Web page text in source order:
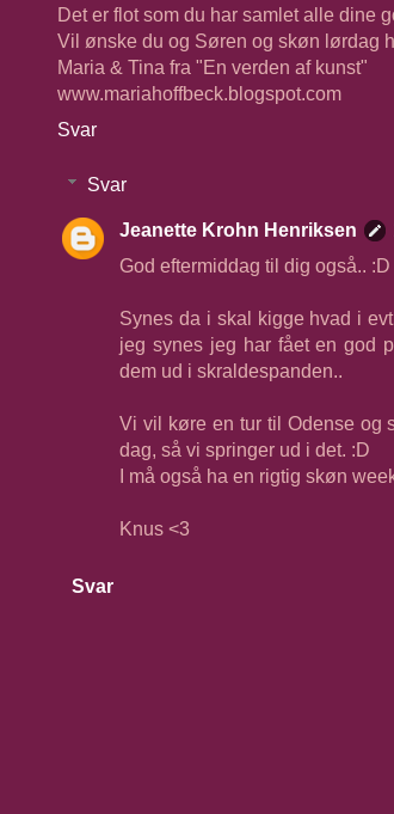
Det er flot som du har samlet alle dine
Vil ønske du og Søren og skøn lørdag
Maria & Tina fra "En verden af kunst"
www.mariahoffbeck.blogspot.com
Svar
Svar
Jeanette Krohn Henriksen
God eftermiddag til dig også.. :D
Synes da i skal kigge hvad i
jeg synes jeg har fået en god
dem ud i skraldespanden..
Vi vil køre en tur til Odense og
dag, så vi springer ud i det. :D
I må også ha en rigtig skøn
Knus <3
Svar